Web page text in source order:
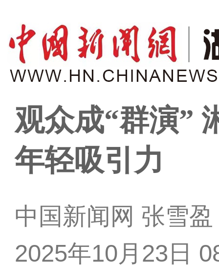
观众成“群演”
年轻吸引力
中国新闻网 张雪盈
2025年10月23日